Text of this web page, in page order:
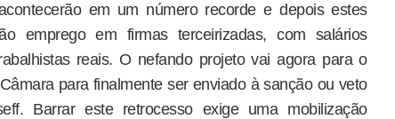
em um número recorde e depois estes
emprego em firmas terceirizadas, com salários
reais. O nefando projeto vai agora para o
para finalmente ser enviado à sanção ou veto
Barrar este retrocesso exige uma mobilização